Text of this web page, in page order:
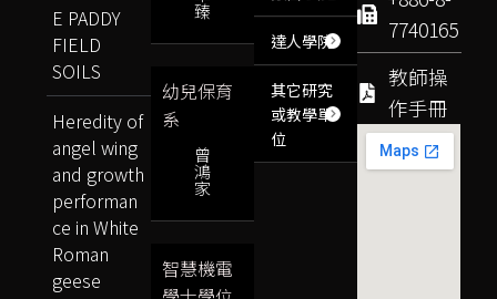
7740165
教師操
作手冊
達人學院
其它研究
或教學單
位
臻
幼兒保育
系
曾
鴻
家
智慧機電
E PADDY
FIELD
SOILS
Heredity of
angel wing
and growth
performan
ce in White
Roman
geese